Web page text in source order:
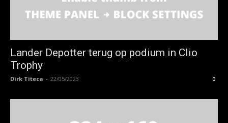
Lander Depotter terug op podium in Clio
Trophy
Dirk Titeca - 22/05/2023 0